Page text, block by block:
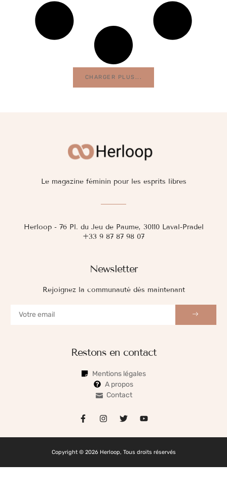
CHARGER PLUS...
Newsletter
Rejoignez la communauté dès maintenant
Le magazine féminin pour les esprits libres
Herloop - 76 Pl. du Jeu de Paume, 30110 Laval-Pradel
+33 9 87 87 98 07
Restons en contact
Mentions légales
A propos
Contact
Copyright © 2026 Herloop, Tous droits réservés